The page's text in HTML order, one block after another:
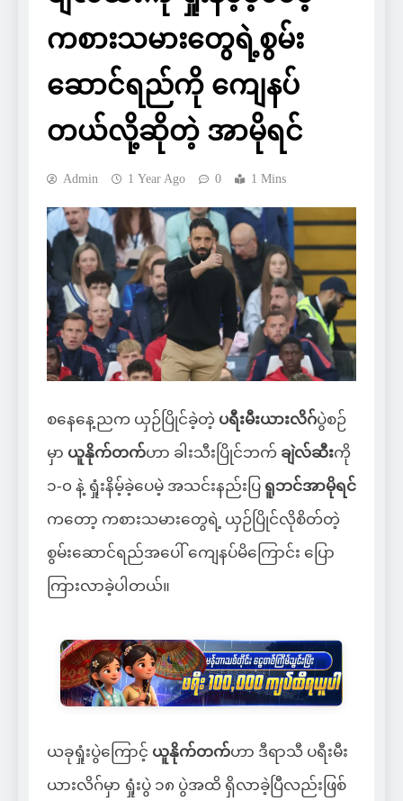
ကစားသမားတွေရဲ့စွမ်း
ဆောင်ရည်ကို ကျေနပ်
တယ်လို့ဆိုတဲ့ အာမိုရင်
Admin 1 Year Ago 0 1 Mins
စနေနေ့ညက ယှဉ်ပြိုင်ခဲ့တဲ့ ပရီးမီးယားလိဂ်ပွဲစဉ်
မှာ ယူနိုက်တက်ဟာ ခါးသီးပြိုင်ဘက် ချဲလ်ဆီးကို
၁-၀ နဲ့ ရှုံးနိမ့်ခဲ့ပေမဲ့ အသင်းနည်းပြ ရူဘင်အာမိုရင်
ကတော့ ကစားသမားတွေရဲ့ ယှဉ်ပြိုင်လိုစိတ်တဲ့
စွမ်းဆောင်ရည်အပေါ် ကျေနပ်မိကြောင်း ပြော
ကြားလာခဲ့ပါတယ်။
ယခုရှုံးပွဲကြောင့် ယူနိုက်တက်ဟာ ဒီရာသီ ပရီးမီး
ယားလိဂ်မှာ ရှုံးပွဲ ၁၈ ပွဲအထိ ရှိလာခဲ့ပြီလည်းဖြစ်